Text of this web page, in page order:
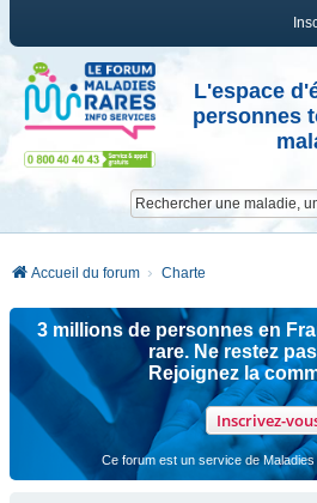
L'espace
personnes
Accueil du forum Charte
3 millions de personnes en
rare. Ne restez
Rejoignez la
Inscrivez-
Ce forum est un service de